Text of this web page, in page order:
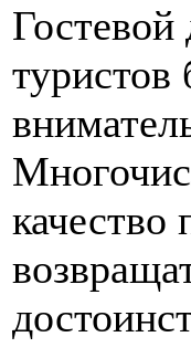
Гостевой
туристов
качество